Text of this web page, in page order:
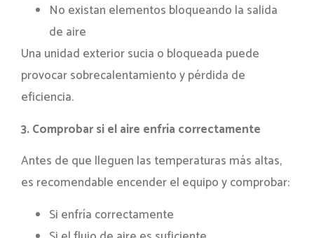
No existan elementos bloqueando la salida
de aire
Una unidad exterior sucia o bloqueada puede
provocar sobrecalentamiento y pérdida de
eficiencia.
3. Comprobar si el aire enfría correctamente
Antes de que lleguen las temperaturas más altas,
es recomendable encender el equipo y comprobar:
Si enfría correctamente